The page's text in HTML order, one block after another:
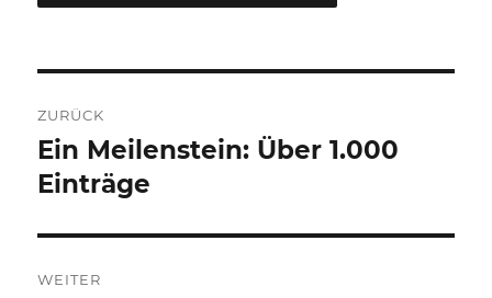
ZURÜCK
Vorheriger
Beitrag:
Ein Meilenstein: Über 1.000
Einträge
WEITER